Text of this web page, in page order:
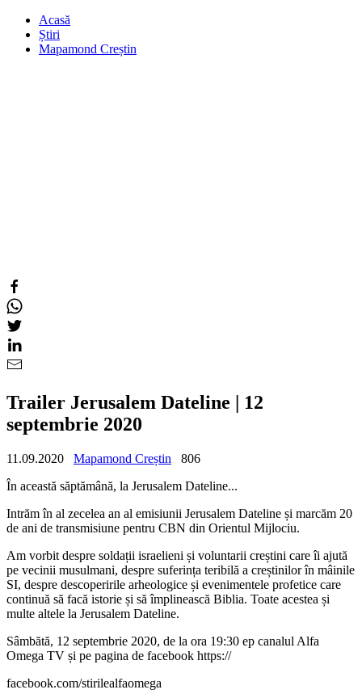
Acasă
Știri
Mapamond Creștin
Trailer Jerusalem Dateline | 12
septembrie 2020
11.09.2020 Mapamond Creștin
806
În această săptămână, la Jerusalem Dateline...
Intrăm în al zecelea an al emisiunii Jerusalem Dateline și marcăm 20
de ani de transmisiune pentru CBN din Orientul Mijlociu.
Am vorbit despre soldații israelieni și voluntarii creștini care îi ajută
pe vecinii musulmani, despre suferința teribilă a creștinilor în mâinile
SI, despre descoperirile arheologice și evenimentele profetice care
continuă să facă istorie și să împlinească Biblia. Toate acestea și
multe altele la Jerusalem Dateline.
Sâmbătă, 12 septembrie 2020, de la ora 19:30 ep canalul Alfa
Omega TV și pe pagina de facebook https://
facebook.com/stirilealfaomega